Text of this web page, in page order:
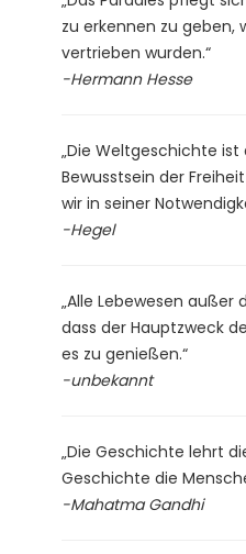
zu erkennen zu geben,
vertrieben wurden.“
-Hermann Hesse
„Die Weltgeschichte
Bewusstsein der
wir in seiner
-Hegel
„Alle Lebewesen außer
dass der Hauptzweck
es zu genießen.“
-unbekannt
„Die Geschichte lehrt
Geschichte die
-Mahatma Gandhi